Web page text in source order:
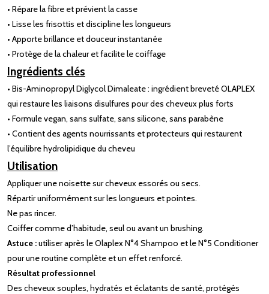
• Répare la fibre et prévient la casse
• Lisse les frisottis et discipline les longueurs
• Apporte brillance et douceur instantanée
• Protège de la chaleur et facilite le coiffage
Ingrédients clés
• Bis-Aminopropyl Diglycol Dimaleate : ingrédient breveté OLAPLEX
qui restaure les liaisons disulfures pour des cheveux plus forts
• Formule vegan, sans sulfate, sans silicone, sans parabène
• Contient des agents nourrissants et protecteurs qui restaurent
l’équilibre hydrolipidique du cheveu
Utilisation
Appliquer une noisette sur cheveux essorés ou secs.
Répartir uniformément sur les longueurs et pointes.
Ne pas rincer.
Coiffer comme d’habitude, seul ou avant un brushing.
Astuce :utiliser après le Olaplex N°4 Shampoo et le N°5 Conditioner
pour une routine complète et un effet renforcé.
Résultat professionnel
Des cheveux souples, hydratés et éclatants de santé, protégés